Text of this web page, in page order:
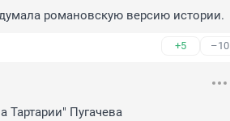
романовскую версию истории.
+5 –10
Тартарии" Пугачева